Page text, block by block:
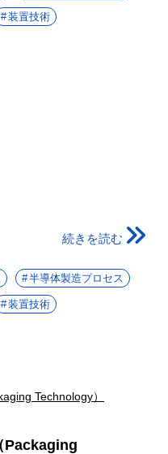
装置技術
続きを読む
半導体製造プロセス
装置技術
Packaging